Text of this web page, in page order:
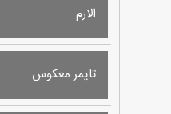
الارم
تایمر معکوس